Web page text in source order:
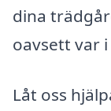
dina
oavsett var
Låt oss